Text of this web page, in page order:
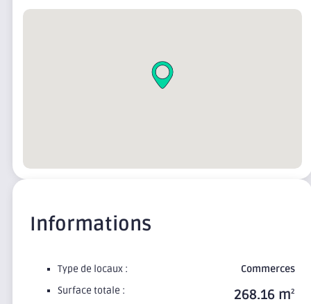
Informations
Type de locaux :
Commerces
Surface totale :
268.16 m2